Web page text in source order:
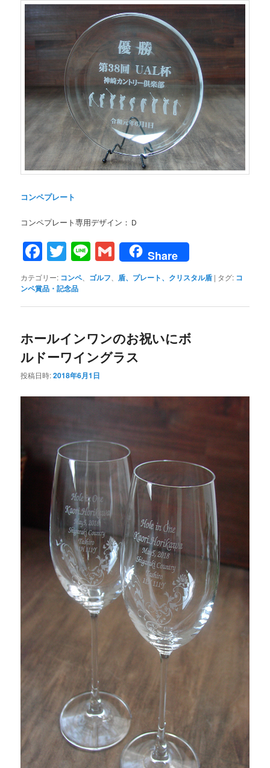
コンペプレート
コンペプレート専用デザイン：Ｄ
Facebook
Twitter
LineGmail
Share
カテゴリー: コンペ、 ゴルフ 盾、プレート、クリスタル盾 | タグ: コ
ンペ賞品・記念品
ホールインワンのお祝いにボ
ルドーワイングラス
投稿日時:2018年6月1日